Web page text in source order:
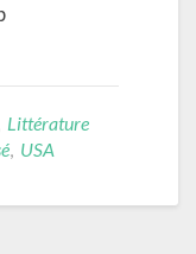
Littérature
USA